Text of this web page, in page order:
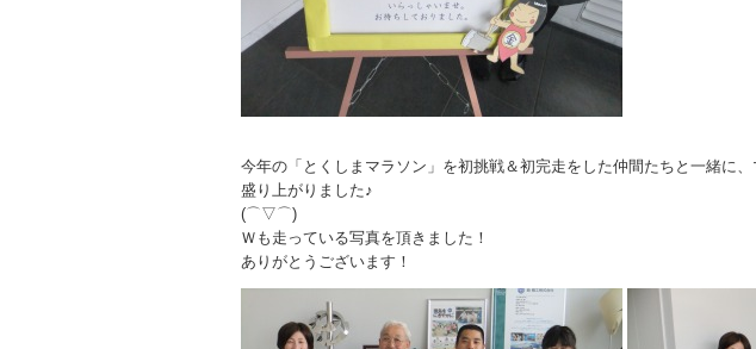
今年の「とくしまマラソン」を初挑戦＆初完走をした仲間たちと一緒に
盛り上がりました♪
(⌒▽⌒)
Ｗも走っている写真を頂きました！
ありがとうございます！